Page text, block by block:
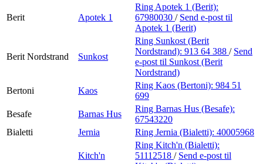
Berit Apotek 1
Ring Apotek 1 (Berit):
67980030 / Send e-post til
Apotek 1 (Berit)
Berit Nordstrand Sunkost
Ring Sunkost (Berit
Nordstrand): 913 64 388 / Send
e-post til Sunkost (Berit
Nordstrand)
Bertoni
Kaos
Ring Kaos (Bertoni): 984 51
699
Besafe
Barnas Hus
Ring Barnas Hus (Besafe):
67543220
Bialetti
Jernia Ring Jernia (Bialetti): 40005968
Kitch'n
Ring Kitch'n (Bialetti):
51112518 / Send e-post til